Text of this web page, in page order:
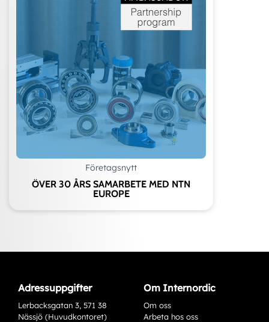
Företagsnytt
ÖVER 30 ÅRS SAMARBETE MED NTN
EUROPE
Adressuppgifter
Lerbacksgatan 3, 571 38
Nässjö (Huvudkontoret)
Om Internordic
Om oss
Arbeta hos oss